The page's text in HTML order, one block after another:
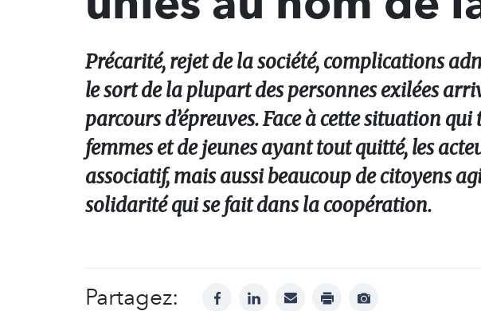
Précarité, rejet de la société, complications
le sort de la plupart des personnes exilées
parcours d’épreuves. Face à cette situation
femmes et de jeunes ayant tout quitté, les
associatif, mais aussi beaucoup de citoyens
solidarité qui se fait dans la coopération.
Partagez: facebooklinkedinmail print
Afficher